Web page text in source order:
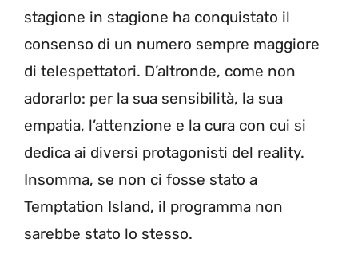
stagione in stagione ha conquistato il
consenso di un numero sempre maggiore
di telespettatori. D’altronde, come non
adorarlo: per la sua sensibilità, la sua
empatia, l’attenzione e la cura con cui si
dedica ai diversi protagonisti del reality.
Insomma, se non ci fosse stato a
Temptation Island, il programma non
sarebbe stato lo stesso.